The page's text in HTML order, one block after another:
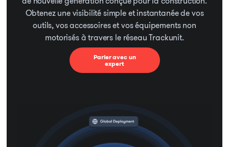
Obtenez une visibilité simple et instantanée de vos
outils, vos accessoires et vos équipements non
motorisés à travers le réseau Trackunit.
Parler avec un
expert